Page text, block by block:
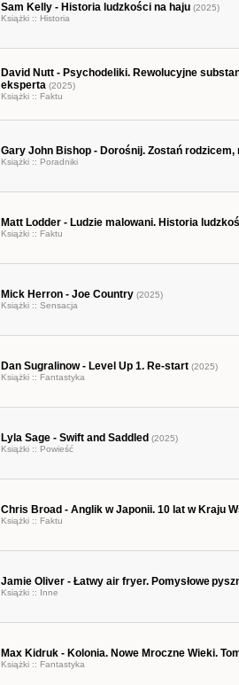
Sam Kelly - Historia ludzkości na haju (2025)
Książki :: Historia
David Nutt - Psychodeliki. Rewolucyjne
eksperta (2025)
Książki :: Faktu
Gary John Bishop - Dorośnij. Zostań rodzicem,
Książki :: Poradniki
Matt Lodder - Ludzie malowani. Historia
Książki :: Faktu
Mick Herron - Joe Country (2025)
Książki :: Sensacja
Dan Sugralinow - Level Up 1. Re-start (2025)
Książki :: Fantastyka
Lyla Sage - Swift and Saddled (2025)
Książki :: Powieść
Chris Broad - Anglik w Japonii. 10 lat w Kraju
Książki :: Faktu
Jamie Oliver - Łatwy air fryer. Pomysłowe
Książki :: Inne
Max Kidruk - Kolonia. Nowe Mroczne Wieki.
Książki :: Fantastyka